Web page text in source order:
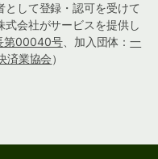
して登録・認可を受けて
会社がサービスを提供し
第00040号、加入団体：一
済業協会）